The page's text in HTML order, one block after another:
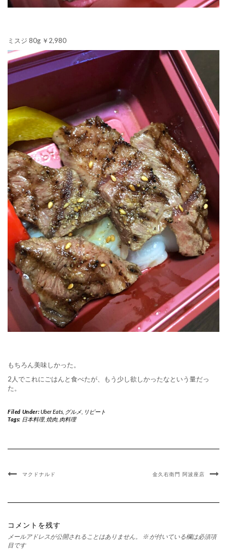
ミスジ 80g ￥2,980
もちろん美味しかった。
2人でこれにごはんと食べたが、もう少し欲しかったなという量だっ
た。
Filed Under:Uber Eats, グルメ, リピート
Tags: 日本料理, 焼肉, 肉料理
マクドナルド 金久右衛門 阿波座店
コメントを残す
メールアドレスが公開されることはありません。 ※ が付いている欄は必須項
目です